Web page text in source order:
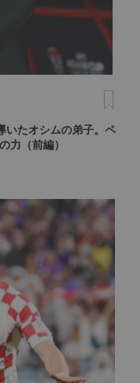
いたオシムの弟子。ペ
力（前編）